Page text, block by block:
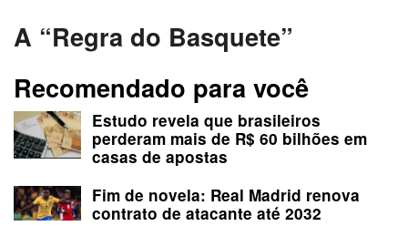
A “Regra do Basquete”
Recomendado para você
Estudo revela que brasileiros
perderam mais de R$ 60 bilhões em
casas de apostas
Fim de novela: Real Madrid renova
contrato de atacante até 2032